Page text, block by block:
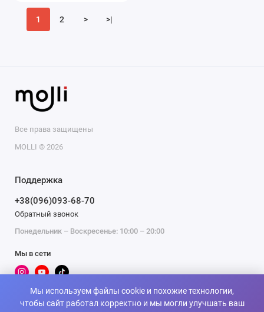
1 2 > >|
Все права защищены
MOLLI © 2026
Поддержка
+38(096)093-68-70
Обратный звонок
Понедельник – Воскресенье: 10:00 – 20:00
Мы в сети
Мы используем файлы cookie и похожие технологии,
чтобы сайт работал корректно и мы могли улучшать ваш